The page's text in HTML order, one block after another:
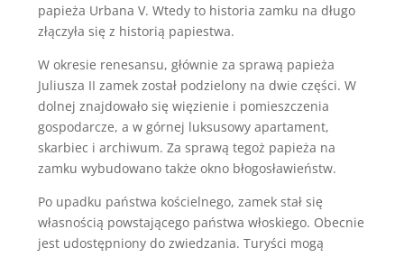
papieża Urbana V. Wtedy to historia zamku na długo
złączyła się z historią papiestwa.
W okresie renesansu, głównie za sprawą papieża
Juliusza II zamek został podzielony na dwie części. W
dolnej znajdowało się więzienie i pomieszczenia
gospodarcze, a w górnej luksusowy apartament,
skarbiec i archiwum. Za sprawą tegoż papieża na
zamku wybudowano także okno błogosławieństw.
Po upadku państwa kościelnego, zamek stał się
własnością powstającego państwa włoskiego. Obecnie
jest udostępniony do zwiedzania. Turyści mogą